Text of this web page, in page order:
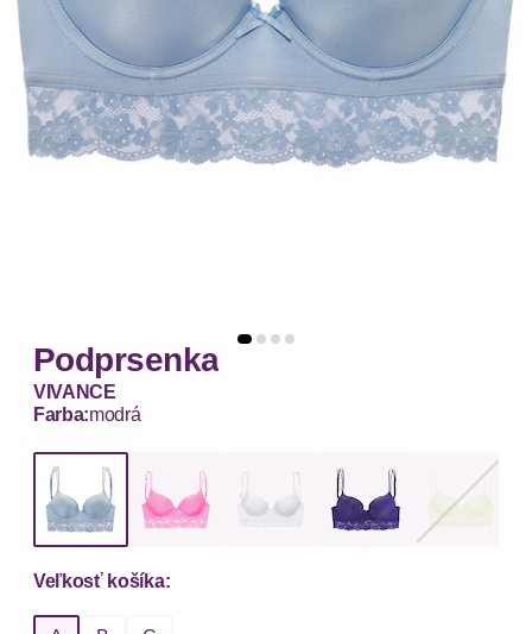
Podprsenka
VIVANCE
Farba:modrá
Veľkosť košíka: